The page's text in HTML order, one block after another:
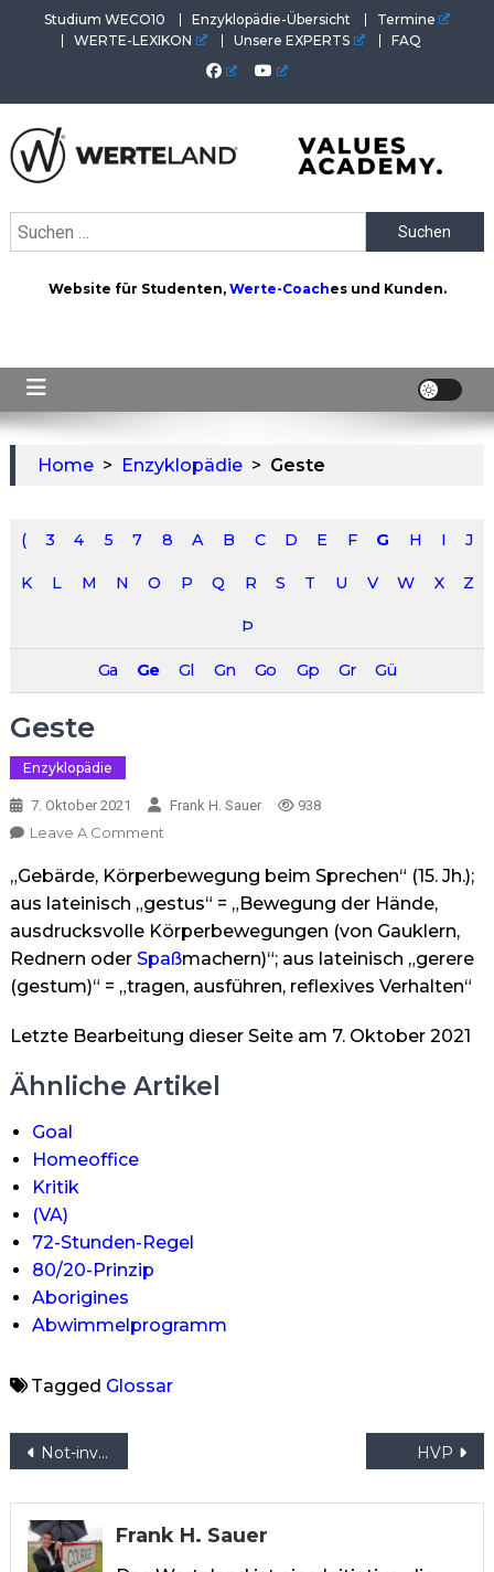
Studium WECO10 Enzyklopädie-Übersicht
Termine
WERTE-LEXIKON
Unsere EXPERTS FAQ
Akademie. Wertvolles für Werte-Coaches.
Suchen
nach:
Website für Studenten, Werte-Coaches und Kunden.
Home > Enzyklopädie > Geste
( 3 4 5 7 8 A B C D E F G H I J
K L M N O P Q R S T U V W X Z
Þ
Ga Ge Gl Gn Go Gp Gr Gü
Geste
Enzyklopädie
7. Oktober 2021 Frank H. Sauer 938
Leave A CommentOn
„Gebärde, Körperbewegung beim Sprechen“ (15. Jh.);
aus lateinisch „gestus“ = „Bewegung der Hände,
ausdrucksvolle Körperbewegungen (von Gauklern,
Rednern oder Spaßmachern)“; aus lateinisch „gerere
(gestum)“ = „tragen, ausführen, reflexives Verhalten“
Letzte Bearbeitung dieser Seite am 7. Oktober 2021
Ähnliche Artikel
Goal
Homeoffice
Kritik
(VA)
72-Stunden-Regel
80/20-Prinzip
Aborigines
Abwimmelprogramm
Tagged Glossar
Beitragsnavigation
Not-invented-here-Syndrom HVP
Frank H. Sauer